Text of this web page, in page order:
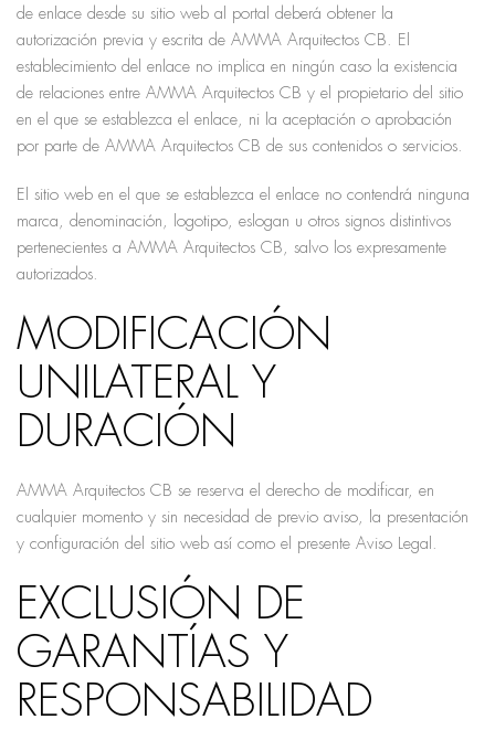
de enlace desde su sitio web al portal deberá obtener la
autorización previa y escrita de AMMA Arquitectos CB. El
establecimiento del enlace no implica en ningún caso la existencia
de relaciones entre AMMA Arquitectos CB y el propietario del sitio
en el que se establezca el enlace, ni la aceptación o aprobación
por parte de AMMA Arquitectos CB de sus contenidos o servicios.
El sitio web en el que se establezca el enlace no contendrá ninguna
marca, denominación, logotipo, eslogan u otros signos distintivos
pertenecientes a AMMA Arquitectos CB, salvo los expresamente
autorizados.
MODIFICACIÓN
UNILATERAL Y
DURACIÓN
AMMA Arquitectos CB se reserva el derecho de modificar, en
cualquier momento y sin necesidad de previo aviso, la presentación
y configuración del sitio web así como el presente Aviso Legal.
EXCLUSIÓN DE
GARANTÍAS Y
RESPONSABILIDAD